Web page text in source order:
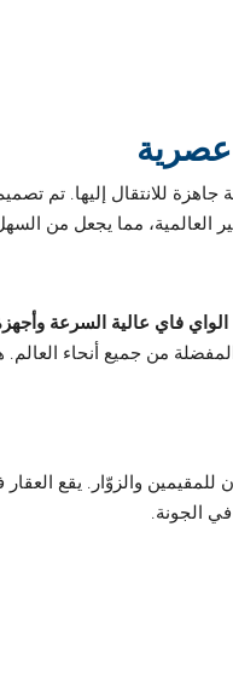
عصرية
للانتقال إليها. تم
العالمية، مما يجعل من
فاي عالية السرعة
من جميع أنحاء
للمقيمين والزوّار. يقع